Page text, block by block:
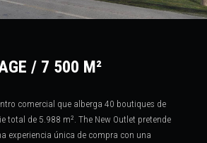
/ 7 500 M²
comercial que alberga 40 boutiques de
total de 5.988 m². The New Outlet pretende
experiencia única de compra con una